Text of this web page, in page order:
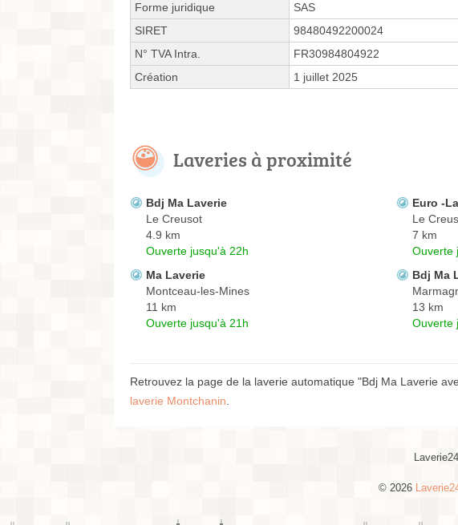
Forme juridique
SAS
SIRET
98480492200024
N° TVA Intra.
FR30984804922
Création
1 juillet 2025
Laveries à proximité
Bdj Ma Laverie
Le Creusot
4.9 km
Ouverte jusqu'à 22h
Euro -
Le
7 km
Ouverte
Ma Laverie
Montceau-les-Mines
11 km
Ouverte jusqu'à 21h
Bdj Ma
13 km
Ouverte
Retrouvez la page de la laverie automatique "Bdj Ma Laverie
laverie Montchanin
© 2026